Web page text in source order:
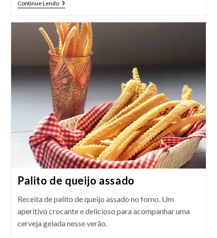
Continue LendoPão
De
Caseiro:
Receita
Fácil
Palito de queijo assado
Receita de palito de queijo assado no forno. Um
aperitivo crocante e delicioso para acompanhar uma
cerveja gelada nesse verão.